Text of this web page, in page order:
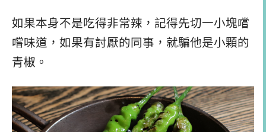
如果本身不是吃得非常辣，記得先切一小塊嚐
嚐味道，如果有討厭的同事，就騙他是小顆的
青椒。